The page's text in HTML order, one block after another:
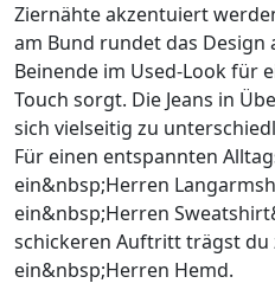
Ziernähte akzentuiert
am Bund rundet das Design
Beinende im Used-Look für
Touch sorgt. Die Jeans in
sich vielseitig zu
Für einen entspannten
ein&nbsp;Herren
ein&nbsp;Herren
schickeren Auftritt trägst du
ein&nbsp;Herren Hemd.